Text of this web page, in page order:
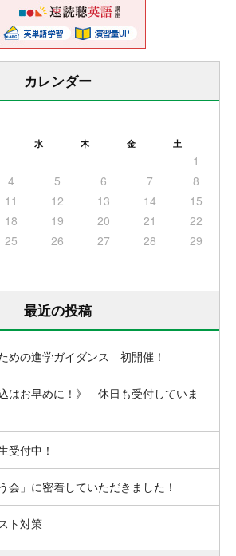
カレンダー
水 木 金 土
1
4 5 6 7
8
11 12 13 14
15
18 19 20 21
22
25 26 27 28
29
最近の投稿
めの進学ガイダンス 初開催！
はお早めに！》 休日も受付していま
受付中！
会」に密着していただきました！
ト対策